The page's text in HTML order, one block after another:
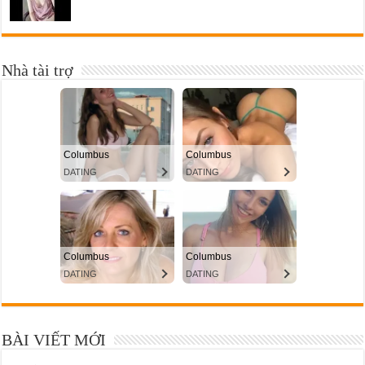
Nhà tài trợ
BÀI VIẾT MỚI